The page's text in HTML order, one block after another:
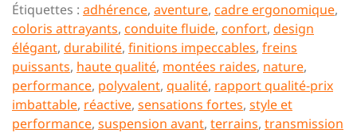
Étiquettes : adhérence, aventure, cadre ergonomique,
coloris attrayants, conduite fluide, confort, design
élégant, durabilité, finitions impeccables, freins
puissants, haute qualité, montées raides, nature,
performance, polyvalent, qualité, rapport qualité-prix
imbattable, réactive, sensations fortes, style et
performance, suspension avant, terrains, transmission